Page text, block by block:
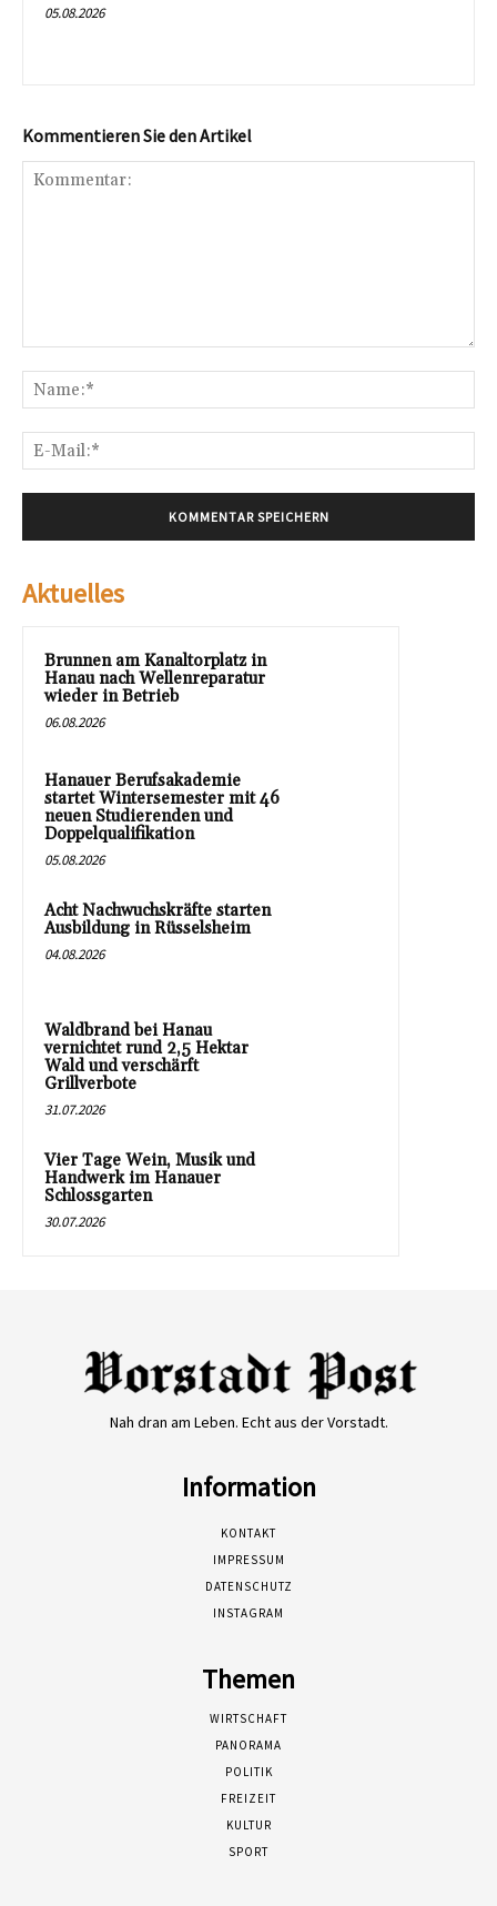
05.08.2026
Kommentieren Sie den Artikel
Aktuelles
Brunnen am Kanaltorplatz in
Hanau nach Wellenreparatur
wieder in Betrieb
06.08.2026
Hanauer Berufsakademie
startet Wintersemester mit 46
neuen Studierenden und
Doppelqualifikation
05.08.2026
Acht Nachwuchskräfte starten
Ausbildung in Rüsselsheim
04.08.2026
Waldbrand bei Hanau
vernichtet rund 2,5 Hektar
Wald und verschärft
Grillverbote
31.07.2026
Vier Tage Wein, Musik und
Handwerk im Hanauer
Schlossgarten
30.07.2026
Nah dran am Leben. Echt aus der Vorstadt.
Information
KONTAKT
IMPRESSUM
DATENSCHUTZ
INSTAGRAM
Themen
WIRTSCHAFT
PANORAMA
POLITIK
FREIZEIT
KULTUR
SPORT